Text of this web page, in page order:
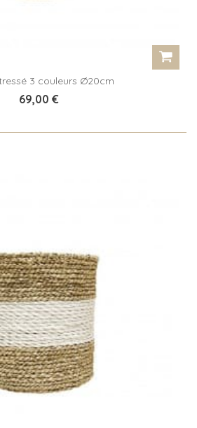
3 couleurs Ø20cm
69,00 €